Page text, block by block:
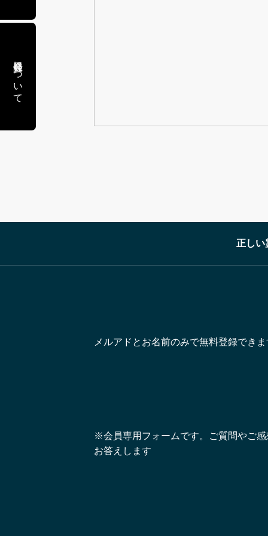
正しい
メルアドとお名前のみで無料登録でき
※会員専用フォームです。ご質問やご感
お答えします
会員登録について